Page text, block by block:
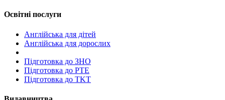
Освітні послуги
Англійська для дітей
Англійська для дорослих
Пiдготовка до ЗНО
Підготовка до PTE
Підготовка до TKT